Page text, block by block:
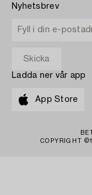
Nyhetsbrev
Ladda ner vår app
App Store
COPYRIGHT